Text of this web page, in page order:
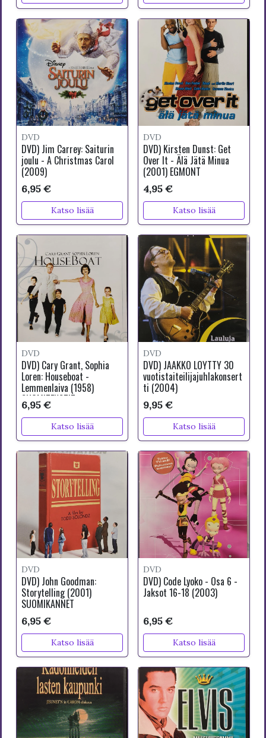
DVD
DVD) Jim Carrey: Saiturin
joulu - A Christmas Carol
(2009)
6,95 €
Katso lisää
DVD
DVD) Kirsten Dunst: Get
Over It - Älä Jätä Minua
(2001) EGMONT
4,95 €
Katso lisää
DVD
DVD) Cary Grant, Sophia
Loren: Houseboat -
Lemmenlaiva (1958)
SUOMITEKSTIT
6,95 €
Katso lisää
DVD
DVD) JAAKKO LÖYTTY 30
vuotistaiteilijajuhlakonsert
ti (2004)
9,95 €
Katso lisää
DVD
DVD) John Goodman:
Storytelling (2001)
SUOMIKANNET
6,95 €
Katso lisää
DVD
DVD) Code Lyoko - Osa 6 -
Jaksot 16-18 (2003)
6,95 €
Katso lisää